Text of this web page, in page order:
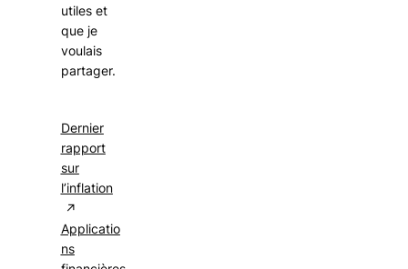
utiles et
que je
voulais
partager.
Dernier
rapport
sur
l’inflation
Applicatio
ns